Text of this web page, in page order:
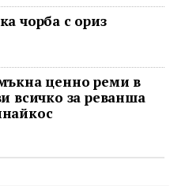
чорба с ориз
ценно реми в
всичко за реванша